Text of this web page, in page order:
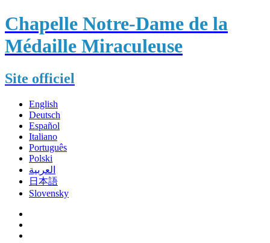
Chapelle Notre-Dame de la
Médaille Miraculeuse
Site officiel
English
Deutsch
Español
Italiano
Português
Polski
العربية
日本語
Slovensky